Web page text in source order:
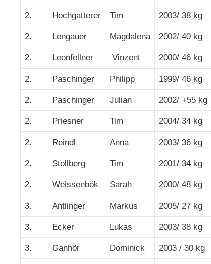
2. Hochgatterer Tim 2003/ 38 kg
2. Lengauer Magdalena 2002/ 40 kg
2. Leonfellner Vinzent 2000/ 46 kg
2. Paschinger Philipp 1999/ 46 kg
2. Paschinger Julian 2002/ +55 kg
2. Priesner Tim 2004/ 34 kg
2. Reindl Anna 2003/ 36 kg
2. Stollberg Tim 2001/ 34 kg
2. Weissenbök Sarah 2000/ 48 kg
3. Antlinger Markus 2005/ 27 kg
3. Ecker Lukas 2003/ 38 kg
3. Ganhör Dominick 2003 / 30 kg